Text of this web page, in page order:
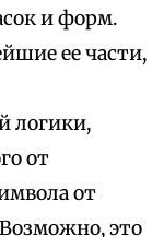
и форм.
ее части,
логики,
от
от
это